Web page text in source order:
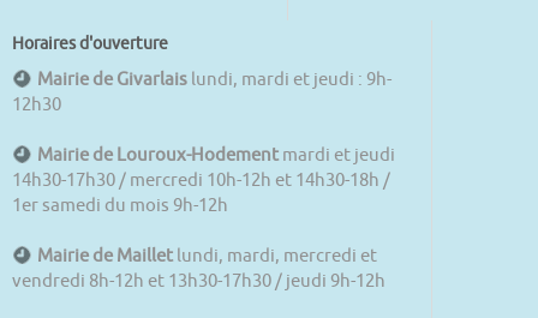
Horaires d'ouverture
Mairie de Givarlais lundi, mardi et jeudi : 9h-
12h30
Mairie de Louroux-Hodement mardi et jeudi
14h30-17h30 / mercredi 10h-12h et 14h30-18h /
1er samedi du mois 9h-12h
Mairie de Maillet lundi, mardi, mercredi et
vendredi 8h-12h et 13h30-17h30 / jeudi 9h-12h